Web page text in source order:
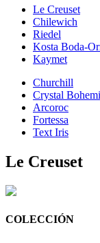
Le Creuset
Chilewich
Riedel
Kosta Boda-
Kaymet
Churchill
Crystal
Arcoroc
Fortessa
Text Iris
Le Creuset
COLECCIÓN